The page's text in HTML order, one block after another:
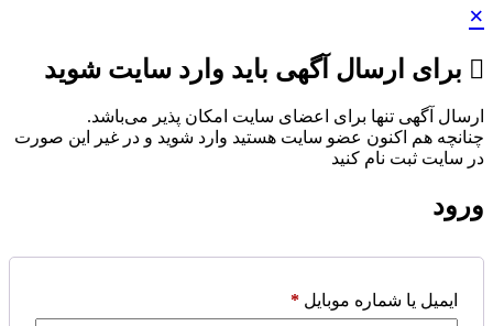
×
برای ارسال آگهی باید وارد سایت شوید
ارسال آگهی تنها برای اعضای سایت امکان پذیر می‌باشد.
چنانچه هم‌ اکنون عضو سایت هستید وارد شوید و در غیر این صورت
در سایت ثبت نام کنید
ورود
ایمیل یا شماره موبایل *